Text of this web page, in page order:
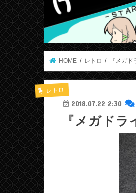
HOME レトロ 『メガ
レトロ
2018.07.22 2:30
『メガド